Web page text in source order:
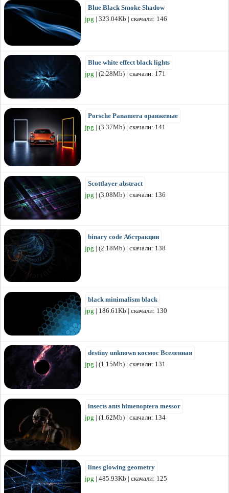
Blue Black Smoke Shadow
jpg | 323.04Kb | скачали: 146
Blue white effect black lights
jpg | (2.28Mb) | скачали: 171
Porsche Panamera оранжевые
jpg | (3.37Mb) | скачали: 141
Scottlayer abstract
jpg | (3.08Mb) | скачали: 136
binary code Абстракции
jpg | (2.18Mb) | скачали: 138
black minimalism black
jpg | 186.61Kb | скачали: 130
destiny unknown космос Вселенная
jpg | (1.15Mb) | скачали: 131
insects ants himenoptera messor
jpg | (1.62Mb) | скачали: 134
lines glowing geometry
jpg | 485.93Kb | скачали: 125